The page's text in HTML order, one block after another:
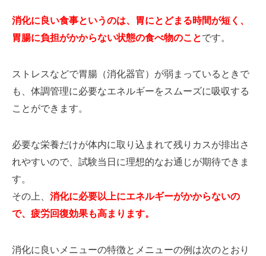
消化に良い食事というのは、胃にとどまる時間が短く、
胃腸に負担がかからない状態の食べ物のことです。
ストレスなどで胃腸（消化器官）が弱まっているときで
も、体調管理に必要なエネルギーをスムーズに吸収する
ことができます。
必要な栄養だけが体内に取り込まれて残りカスが排出さ
れやすいので、試験当日に理想的なお通じが期待できま
す。
その上、 消化に必要以上にエネルギーがかからないの
で、疲労回復効果も高まります。
消化に良いメニューの特徴とメニューの例は次のとおり